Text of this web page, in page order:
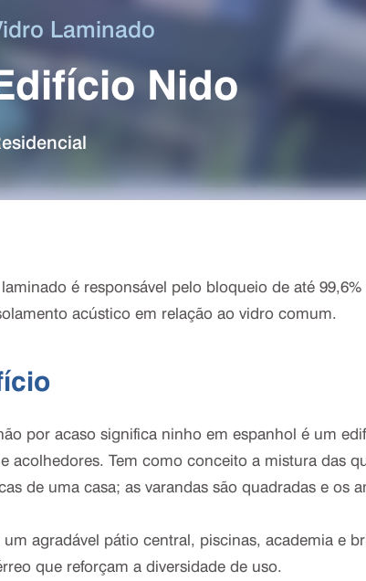
Laminado
Nido
é responsável pelo bloqueio de até
acústico em relação ao vidro comum.
por acaso significa ninho em espanhol é um
acolhedores. Tem como conceito a mistura das
de uma casa; as varandas são quadradas e os
agradável pátio central, piscinas, academia e
que reforçam a diversidade de uso.